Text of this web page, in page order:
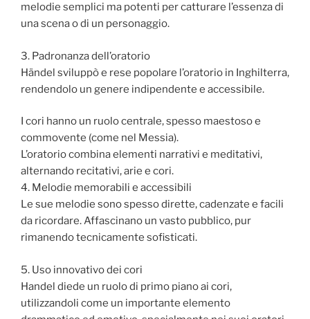
melodie semplici ma potenti per catturare l’essenza di
una scena o di un personaggio.
3. Padronanza dell’oratorio
Händel sviluppò e rese popolare l’oratorio in Inghilterra,
rendendolo un genere indipendente e accessibile.
I cori hanno un ruolo centrale, spesso maestoso e
commovente (come nel Messia).
L’oratorio combina elementi narrativi e meditativi,
alternando recitativi, arie e cori.
4. Melodie memorabili e accessibili
Le sue melodie sono spesso dirette, cadenzate e facili
da ricordare. Affascinano un vasto pubblico, pur
rimanendo tecnicamente sofisticati.
5. Uso innovativo dei cori
Handel diede un ruolo di primo piano ai cori,
utilizzandoli come un importante elemento